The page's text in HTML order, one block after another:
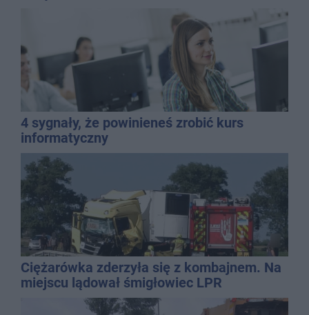
4 sygnały, że powinieneś zrobić kurs
informatyczny
Ciężarówka zderzyła się z kombajnem. Na
miejscu lądował śmigłowiec LPR